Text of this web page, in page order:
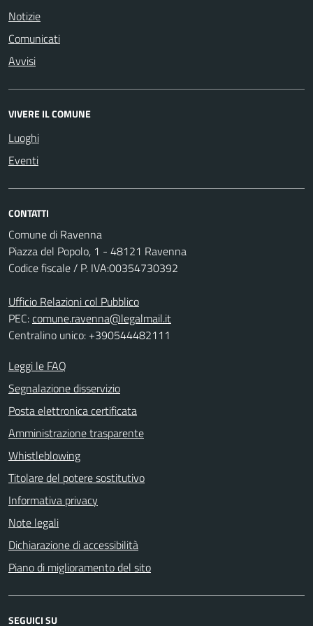
Notizie
Comunicati
Avvisi
VIVERE IL COMUNE
Luoghi
Eventi
CONTATTI
Comune di Ravenna
Piazza del Popolo, 1 - 48121 Ravenna
Codice fiscale / P. IVA:00354730392
Ufficio Relazioni col Pubblico
PEC:comune.ravenna@legalmail.it
Centralino unico: +390544482111
Leggi le FAQ
Segnalazione disservizio
Posta elettronica certificata
Amministrazione trasparente
Whistleblowing
Titolare del potere sostitutivo
Informativa privacy
Note legali
Dichiarazione di accessibilità
Piano di miglioramento del sito
SEGUICI SU